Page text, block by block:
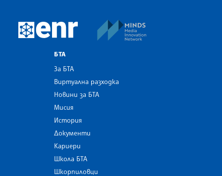
European Newsroom
БТА
За БТА
Виртуална разходка
Новини за БТА
Мисия
История
Документи
Кариери
Школа БТА
Шкорпиловци